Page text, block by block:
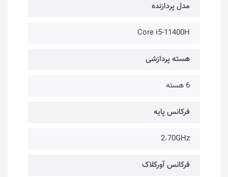
مدل پردازنده
Core i5-11400H
هسته پردازشی
6 هسته
فرکانس پایه
2.70GHz
فرکانس آورکلاک